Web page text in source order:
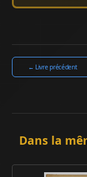
← Livre précédent
Dans la